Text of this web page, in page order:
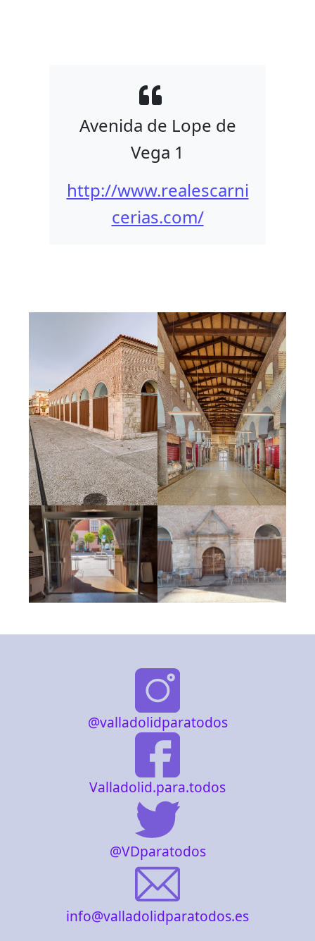
Avenida de Lope de
Vega 1
http://www.realescarni
cerias.com/
@valladolidparatodos
Valladolid.para.todos
@VDparatodos
info@valladolidparatodos.es